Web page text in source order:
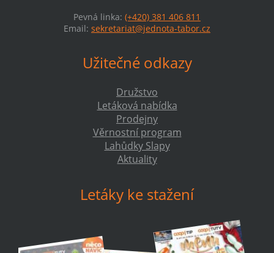
Pevná linka: (+420) 381 406 811
Email: sekretariat@jednota-tabor.cz
Užitečné odkazy
Družstvo
Letáková nabídka
Prodejny
Věrnostní program
Lahůdky Slapy
Aktuality
Letáky ke stažení